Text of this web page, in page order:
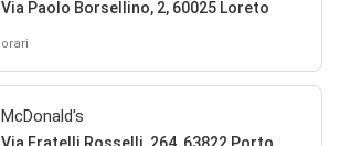
Via Paolo Borsellino, 2, 60025 Loreto
orari
McDonald's